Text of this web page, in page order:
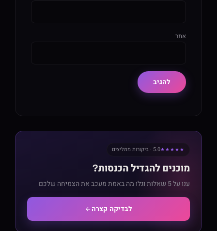
אתר
★★★★★5.0 · ביקורות ממליצים
מוכנים להגדיל הכנסות?
ענו על 5 שאלות וגלו מה באמת מעכב את הצמיחה שלכם
לבדיקה קצרה